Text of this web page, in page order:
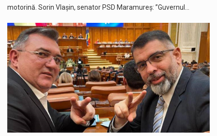
motorină. Sorin Vlașin, senator PSD Maramureș: ”Guvernul…